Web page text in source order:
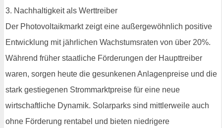
3. Nachhaltigkeit als Werttreiber
Der Photovoltaikmarkt zeigt eine außergewöhnlich positive
Entwicklung mit jährlichen Wachstumsraten von über 20%.
Während früher staatliche Förderungen der Haupttreiber
waren, sorgen heute die gesunkenen Anlagenpreise und die
stark gestiegenen Strommarktpreise für eine neue
wirtschaftliche Dynamik. Solarparks sind mittlerweile auch
ohne Förderung rentabel und bieten niedrigere